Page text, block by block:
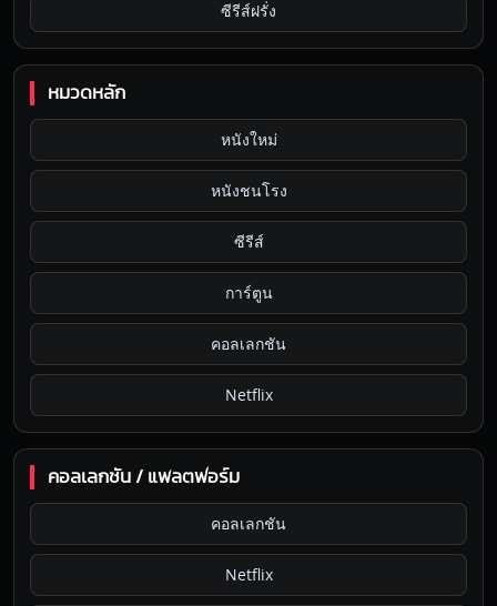
ซีรีส์ฝรั่ง
หมวดหลัก
หนังใหม่
หนังชนโรง
ซีรีส์
การ์ตูน
คอลเลกชัน
Netflix
คอลเลกชัน / แพลตฟอร์ม
คอลเลกชัน
Netflix